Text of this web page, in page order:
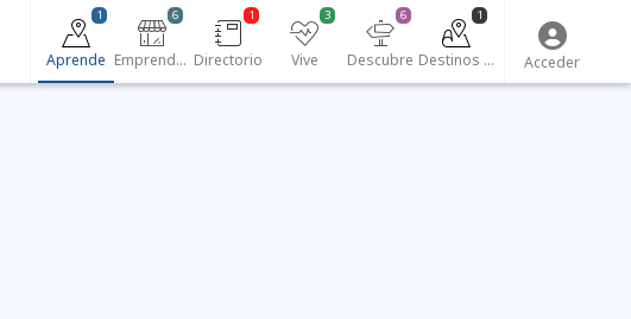
Aprende
1
Emprendedores
6
Directorio
1
Vive
3
Descubre
6
Destinos turísticos
1
Acceder